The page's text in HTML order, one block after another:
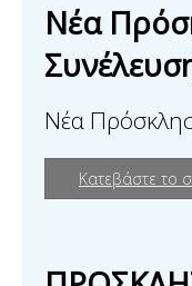
Νέα
Νέα
Κατεβάστε το